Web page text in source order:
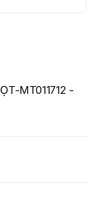
MT011712 -